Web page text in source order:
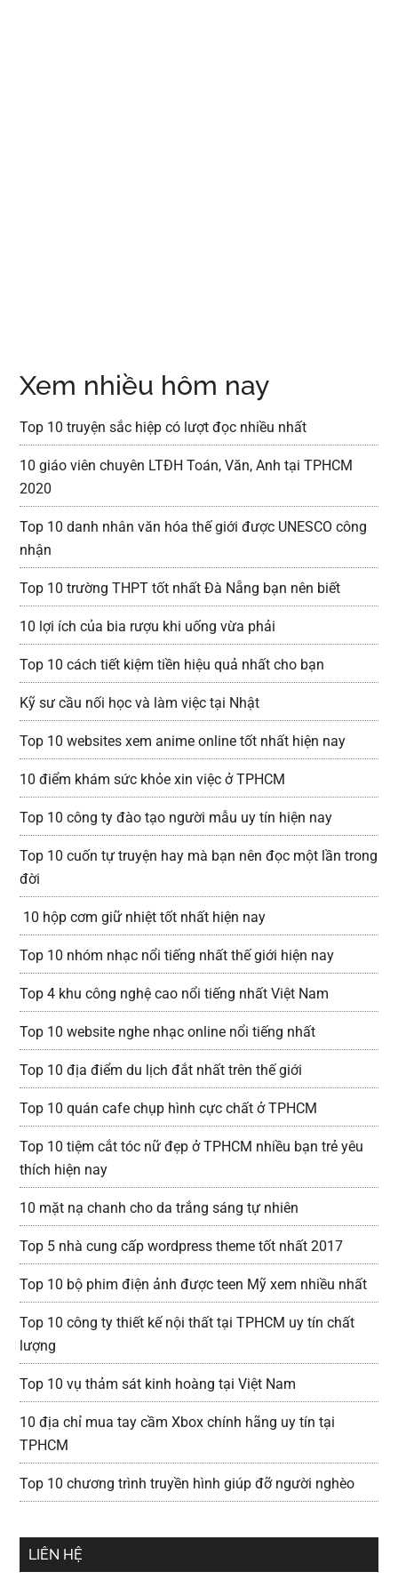
Xem nhiều hôm nay
Top 10 truyện sắc hiệp có lượt đọc nhiều nhất
10 giáo viên chuyên LTĐH Toán, Văn, Anh tại TPHCM
2020
Top 10 danh nhân văn hóa thế giới được UNESCO công
nhận
Top 10 trường THPT tốt nhất Đà Nẵng bạn nên biết
10 lợi ích của bia rượu khi uống vừa phải
Top 10 cách tiết kiệm tiền hiệu quả nhất cho bạn
Kỹ sư cầu nối học và làm việc tại Nhật
Top 10 websites xem anime online tốt nhất hiện nay
10 điểm khám sức khỏe xin việc ở TPHCM
Top 10 công ty đào tạo người mẫu uy tín hiện nay
Top 10 cuốn tự truyện hay mà bạn nên đọc một lần trong
đời
10 hộp cơm giữ nhiệt tốt nhất hiện nay
Top 10 nhóm nhạc nổi tiếng nhất thế giới hiện nay
Top 4 khu công nghệ cao nổi tiếng nhất Việt Nam
Top 10 website nghe nhạc online nổi tiếng nhất
Top 10 địa điểm du lịch đắt nhất trên thế giới
Top 10 quán cafe chụp hình cực chất ở TPHCM
Top 10 tiệm cắt tóc nữ đẹp ở TPHCM nhiều bạn trẻ yêu
thích hiện nay
10 mặt nạ chanh cho da trắng sáng tự nhiên
Top 5 nhà cung cấp wordpress theme tốt nhất 2017
Top 10 bộ phim điện ảnh được teen Mỹ xem nhiều nhất
Top 10 công ty thiết kế nội thất tại TPHCM uy tín chất
lượng
Top 10 vụ thảm sát kinh hoàng tại Việt Nam
10 địa chỉ mua tay cầm Xbox chính hãng uy tín tại
TPHCM
Top 10 chương trình truyền hình giúp đỡ người nghèo
LIÊN HỆ